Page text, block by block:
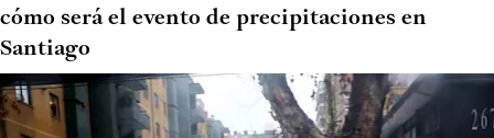
cómo será el evento de precipitaciones en
Santiago